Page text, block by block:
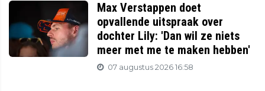
Max Verstappen doet
opvallende uitspraak over
dochter Lily: 'Dan wil ze niets
meer met me te maken hebben'
07 augustus 2026 16:58